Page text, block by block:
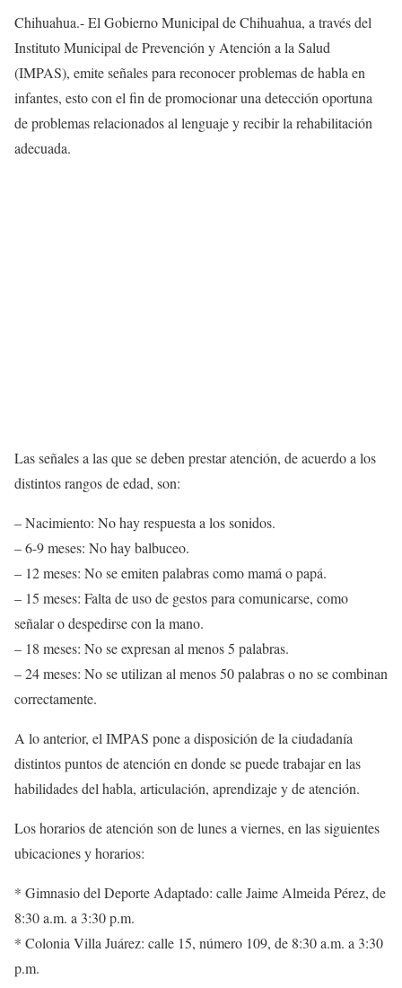
Chihuahua.- El Gobierno Municipal de Chihuahua, a través del
Instituto Municipal de Prevención y Atención a la Salud
(IMPAS), emite señales para reconocer problemas de habla en
infantes, esto con el fin de promocionar una detección oportuna
de problemas relacionados al lenguaje y recibir la rehabilitación
adecuada.
Las señales a las que se deben prestar atención, de acuerdo a los
distintos rangos de edad, son:
– Nacimiento: No hay respuesta a los sonidos.
– 6-9 meses: No hay balbuceo.
– 12 meses: No se emiten palabras como mamá o papá.
– 15 meses: Falta de uso de gestos para comunicarse, como
señalar o despedirse con la mano.
– 18 meses: No se expresan al menos 5 palabras.
– 24 meses: No se utilizan al menos 50 palabras o no se combinan
correctamente.
A lo anterior, el IMPAS pone a disposición de la ciudadanía
distintos puntos de atención en donde se puede trabajar en las
habilidades del habla, articulación, aprendizaje y de atención.
Los horarios de atención son de lunes a viernes, en las siguientes
ubicaciones y horarios:
* Gimnasio del Deporte Adaptado: calle Jaime Almeida Pérez, de
8:30 a.m. a 3:30 p.m.
* Colonia Villa Juárez: calle 15, número 109, de 8:30 a.m. a 3:30
p.m.